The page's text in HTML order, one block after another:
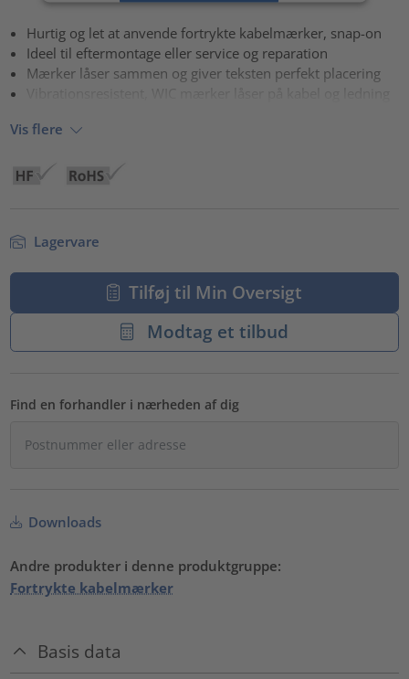
Hurtig og let at anvende fortrykte kabelmærker, snap-on
Ideel til eftermontage eller service og reparation
Mærker låser sammen og giver teksten perfekt placering
Vis flere
Lagervare
Tilføj til Min Oversigt
Modtag et tilbud
Find en forhandler i nærheden af dig
Downloads
Andre produkter i denne produktgruppe:
Fortrykte kabelmærker
Basis data